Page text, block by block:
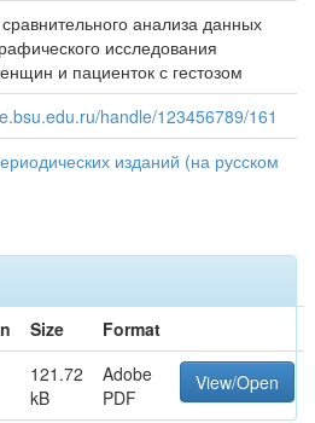
сравнительного анализа данных
исследования
и пациенток с гестозом
handle/123456789/161
изданий (на русском
Size
Format
121.72
kB
Adobe
PDF
View/Open